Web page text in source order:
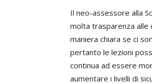
Il neo-assessore alla
molta trasparenza alle
maniera chiara se ci
pertanto le lezioni
continua ad essere
aumentare i livelli di